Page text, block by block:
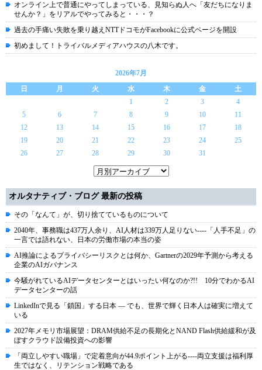
オンライン上で普通にやってしまっている、見知らぬ人へ「友だちになりま
せんか？」をリアルでやってみると・・・？
過去の手痛い失敗を乗り越えNTTドコモがFacebookに公式ページを開設
初めまして！トライバルメディアハウスの八木です。
2026年7月
日
月 火 水 木 金
土
1
2 3
4
5
6 7 8 9 10
11
12
13 14 15 16 17
18
19
20 21 22 23 24
25
26
27 28 29 30 31
オルタナティブ・ブログ 最新の投稿
その「なんて」が、切り捨てているものについて
2040年、事務職は437万人余り、AI人材は339万人足りない----「人手不足」の
一言では語れない、日本の労働市場の本当の姿
AI推論によるプライバシーリスクとは何か、Gartnerの2029年予測から考える
企業のAIガバナンス
今騒がれているAIデータセンターとはいったい何なのか?!! 10分でわかるAI
データセンターの話
LinkedInで見る「鎖国」する日本 ― でも、世界で輝く日本人は確実に増えて
いる
2027年メモリ市場展望：DRAM供給不足の長期化とNAND Flash供給緩和が及
ぼすクラウド設備投資への影響
「両立しやすい職場」で定着意向が44.9ポイント上がる----両立支援は福利厚
生ではなく、リテンション戦略である